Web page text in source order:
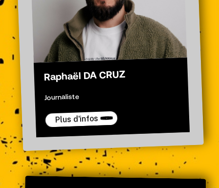
Raphaël DA CRUZ
Journaliste
Plus d'infos